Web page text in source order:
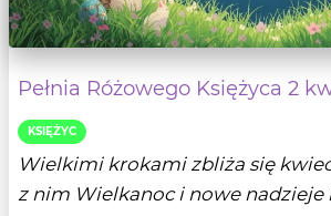
Pełnia Różowego Księżyca 2
KSIĘŻYC
Wielkimi krokami zbliża się
z nim Wielkanoc i nowe nadzieje